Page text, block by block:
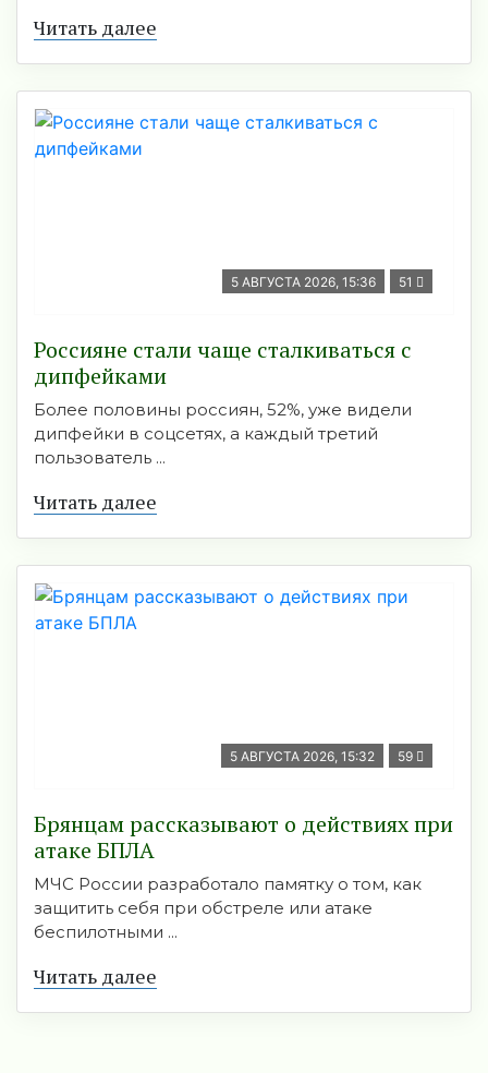
Читать далее
5 АВГУСТА 2026, 15:36 51
Россияне стали чаще сталкиваться с
дипфейками
Более половины россиян, 52%, уже видели
дипфейки в соцсетях, а каждый третий
пользователь ...
Читать далее
5 АВГУСТА 2026, 15:32 59
Брянцам рассказывают о действиях при
атаке БПЛА
МЧС России разработало памятку о том, как
защитить себя при обстреле или атаке
беспилотными ...
Читать далее